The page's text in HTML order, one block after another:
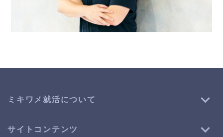
ミキワメ就活について
サイトコンテンツ